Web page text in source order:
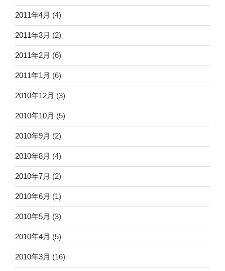
2011年4月 (4)
2011年3月 (2)
2011年2月 (6)
2011年1月 (6)
2010年12月 (3)
2010年10月 (5)
2010年9月 (2)
2010年8月 (4)
2010年7月 (2)
2010年6月 (1)
2010年5月 (3)
2010年4月 (5)
2010年3月 (16)